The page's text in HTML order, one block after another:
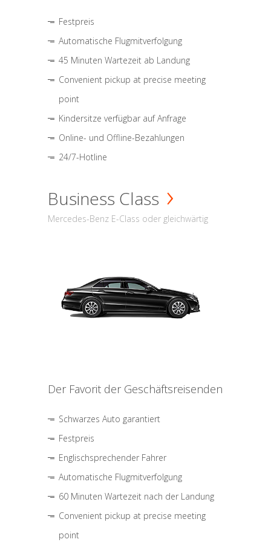
Festpreis
Automatische Flugmitverfolgung
45 Minuten Wartezeit ab Landung
Convenient pickup at precise meeting
point
Kindersitze verfügbar auf Anfrage
Online- und Offline-Bezahlungen
24/7-Hotline
Business Class
Mercedes-Benz E-Class oder gleichwärtig
Der Favorit der Geschäftsreisenden
Schwarzes Auto garantiert
Festpreis
Englischsprechender Fahrer
Automatische Flugmitverfolgung
60 Minuten Wartezeit nach der Landung
Convenient pickup at precise meeting
point